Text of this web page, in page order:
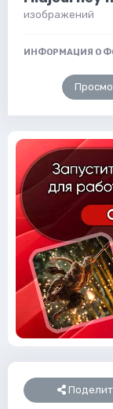
изображений
ИНФОРМАЦИЯ О